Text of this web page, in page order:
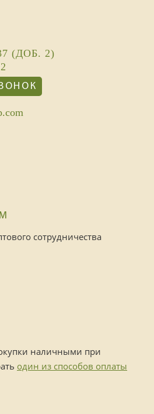
(ДОБ. 2)
сотрудничества
наличными при
один из способов оплаты